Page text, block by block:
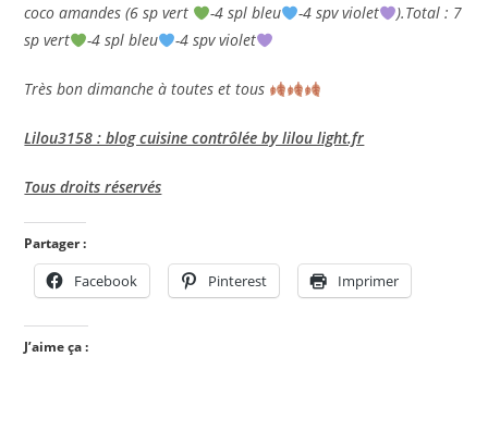
coco amandes (6 sp vert
-4 spl bleu -4 spv violet
).Total : 7
sp vert
-4 spl bleu -4 spv violet
Très bon dimanche à toutes et tous
Lilou3158 : blog cuisine contrôlée by lilou light.fr
Tous droits réservés
Partager :
Facebook Pinterest Imprimer
J’aime ça :